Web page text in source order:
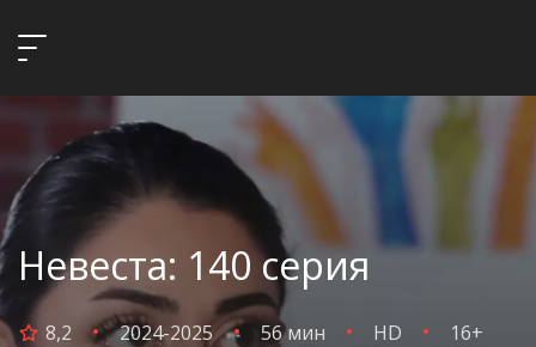
Невеста: 140 серия
8,2 2024-2025 56 мин HD 16+